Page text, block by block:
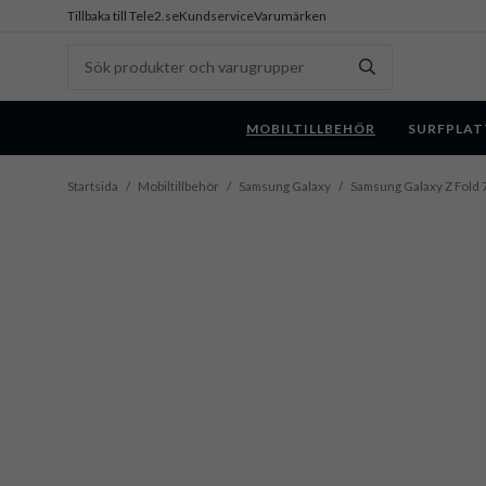
Tillbaka till Tele2.seKundserviceVarumärken
MOBILTILLBEHÖR
Startsida / Mobiltillbehör / Samsung Galaxy / Samsung Galaxy Z Fold